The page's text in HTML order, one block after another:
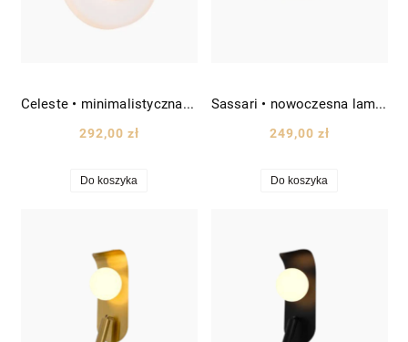
Celeste • minimalistyczna lampa ścienna-sufitowa LED koło Ø22 biało/brązowa
292,00 zł
Do koszyka
Sassari • nowoczesna lampa sufitowa/plafon LED Ø30 cm biało-złota
249,00 zł
Do koszyka